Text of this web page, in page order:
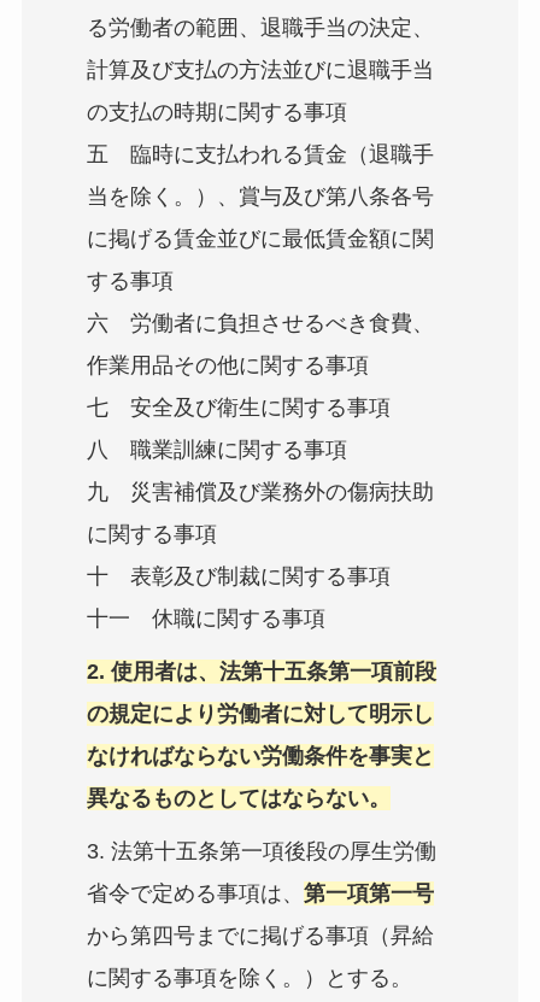
る労働者の範囲、退職手当の決定、
計算及び支払の方法並びに退職手当
の支払の時期に関する事項
五 臨時に支払われる賃金（退職手
当を除く。）、賞与及び第八条各号
に掲げる賃金並びに最低賃金額に関
する事項
六 労働者に負担させるべき食費、
作業用品その他に関する事項
七 安全及び衛生に関する事項
八 職業訓練に関する事項
九 災害補償及び業務外の傷病扶助
に関する事項
十 表彰及び制裁に関する事項
十一 休職に関する事項
2. 使用者は、法第十五条第一項前段
の規定により労働者に対して明示し
なければならない労働条件を事実と
異なるものとしてはならない。
3. 法第十五条第一項後段の厚生労働
省令で定める事項は、 第一項第一号
から第四号までに掲げる事項（昇給
に関する事項を除く。）とする。